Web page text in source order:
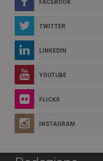
FACEBOOK
TWITTER
LINKEDIN
YOUTUBE
FLICKR
INSTAGRAM